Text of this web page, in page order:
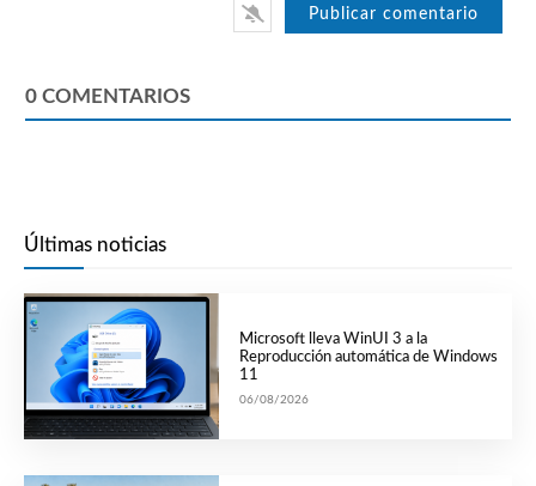
0 COMENTARIOS
Últimas noticias
Microsoft lleva WinUI 3 a la
Reproducción automática de Windows
11
06/08/2026